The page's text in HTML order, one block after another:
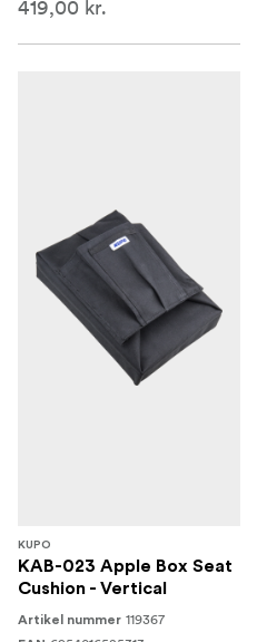
419,00 kr.
KUPO
KAB-023 Apple Box Seat
Cushion - Vertical
Artikel nummer 119367